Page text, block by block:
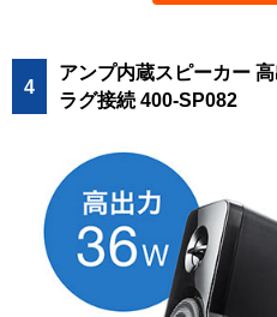
4
アンプ内蔵スピーカー
ラグ接続 400-SP082